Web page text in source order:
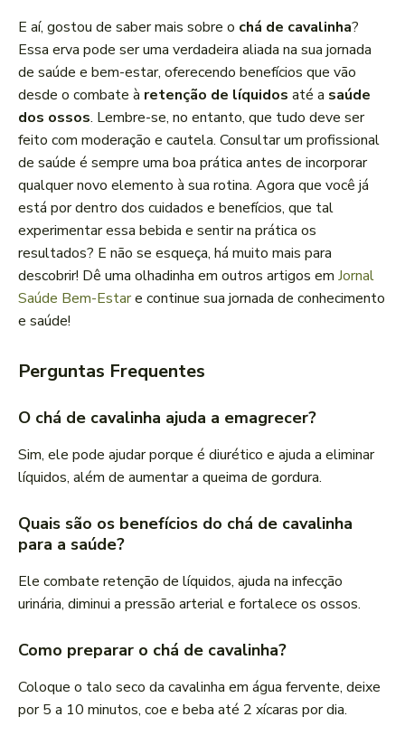
E aí, gostou de saber mais sobre o chá de cavalinha?
Essa erva pode ser uma verdadeira aliada na sua jornada
de saúde e bem-estar, oferecendo benefícios que vão
desde o combate à retenção de líquidos até a saúde
dos ossos. Lembre-se, no entanto, que tudo deve ser
feito com moderação e cautela. Consultar um profissional
de saúde é sempre uma boa prática antes de incorporar
qualquer novo elemento à sua rotina. Agora que você já
está por dentro dos cuidados e benefícios, que tal
experimentar essa bebida e sentir na prática os
resultados? E não se esqueça, há muito mais para
descobrir! Dê uma olhadinha em outros artigos em Jornal
Saúde Bem-Estare continue sua jornada de conhecimento
e saúde!
Perguntas Frequentes
O chá de cavalinha ajuda a emagrecer?
Sim, ele pode ajudar porque é diurético e ajuda a eliminar
líquidos, além de aumentar a queima de gordura.
Quais são os benefícios do chá de cavalinha
para a saúde?
Ele combate retenção de líquidos, ajuda na infecção
urinária, diminui a pressão arterial e fortalece os ossos.
Como preparar o chá de cavalinha?
Coloque o talo seco da cavalinha em água fervente, deixe
por 5 a 10 minutos, coe e beba até 2 xícaras por dia.